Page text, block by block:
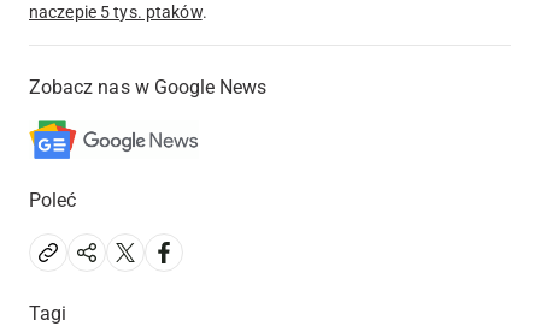
naczepie 5 tys. ptaków.
Zobacz nas w Google News
Poleć
Tagi